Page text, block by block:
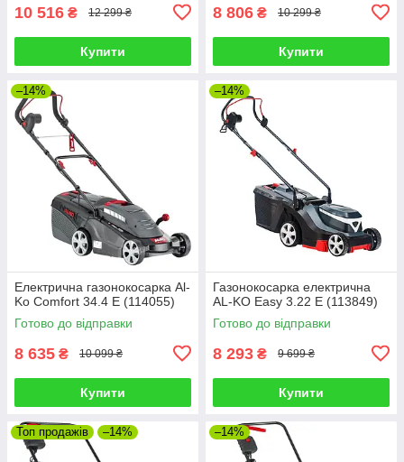
10 516 ₴ 12 299 ₴
Купити
8 806 ₴ 10 299 ₴
Купити
–14%
Електрична газонокосарка Al-
Ko Comfort 34.4 E (114055)
Готово до відправки
8 635 ₴ 10 099 ₴
Купити
–14%
Газонокосарка електрична
AL-KO Easy 3.22 E (113849)
Готово до відправки
8 293 ₴ 9 699 ₴
Купити
Топ продажів –14% –14%